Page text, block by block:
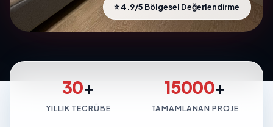
⭐ 4.9/5 Bölgesel Değerlendirme
30+
YILLIK TECRÜBE
15000+
TAMAMLANAN PROJE